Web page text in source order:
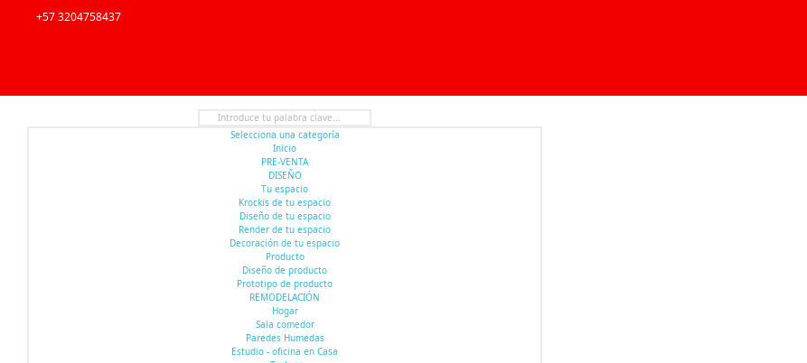
+57 3204758437
Selecciona una categoría
Inicio
PRE-VENTA
DISEÑO
Tu espacio
Krockis de tu espacio
Diseño de tu espacio
Render de tu espacio
Decoración de tu espacio
Producto
Diseño de producto
Prototipo de producto
REMODELACIÓN
Hogar
Sala comedor
Paredes Humedas
Estudio - oficina en Casa